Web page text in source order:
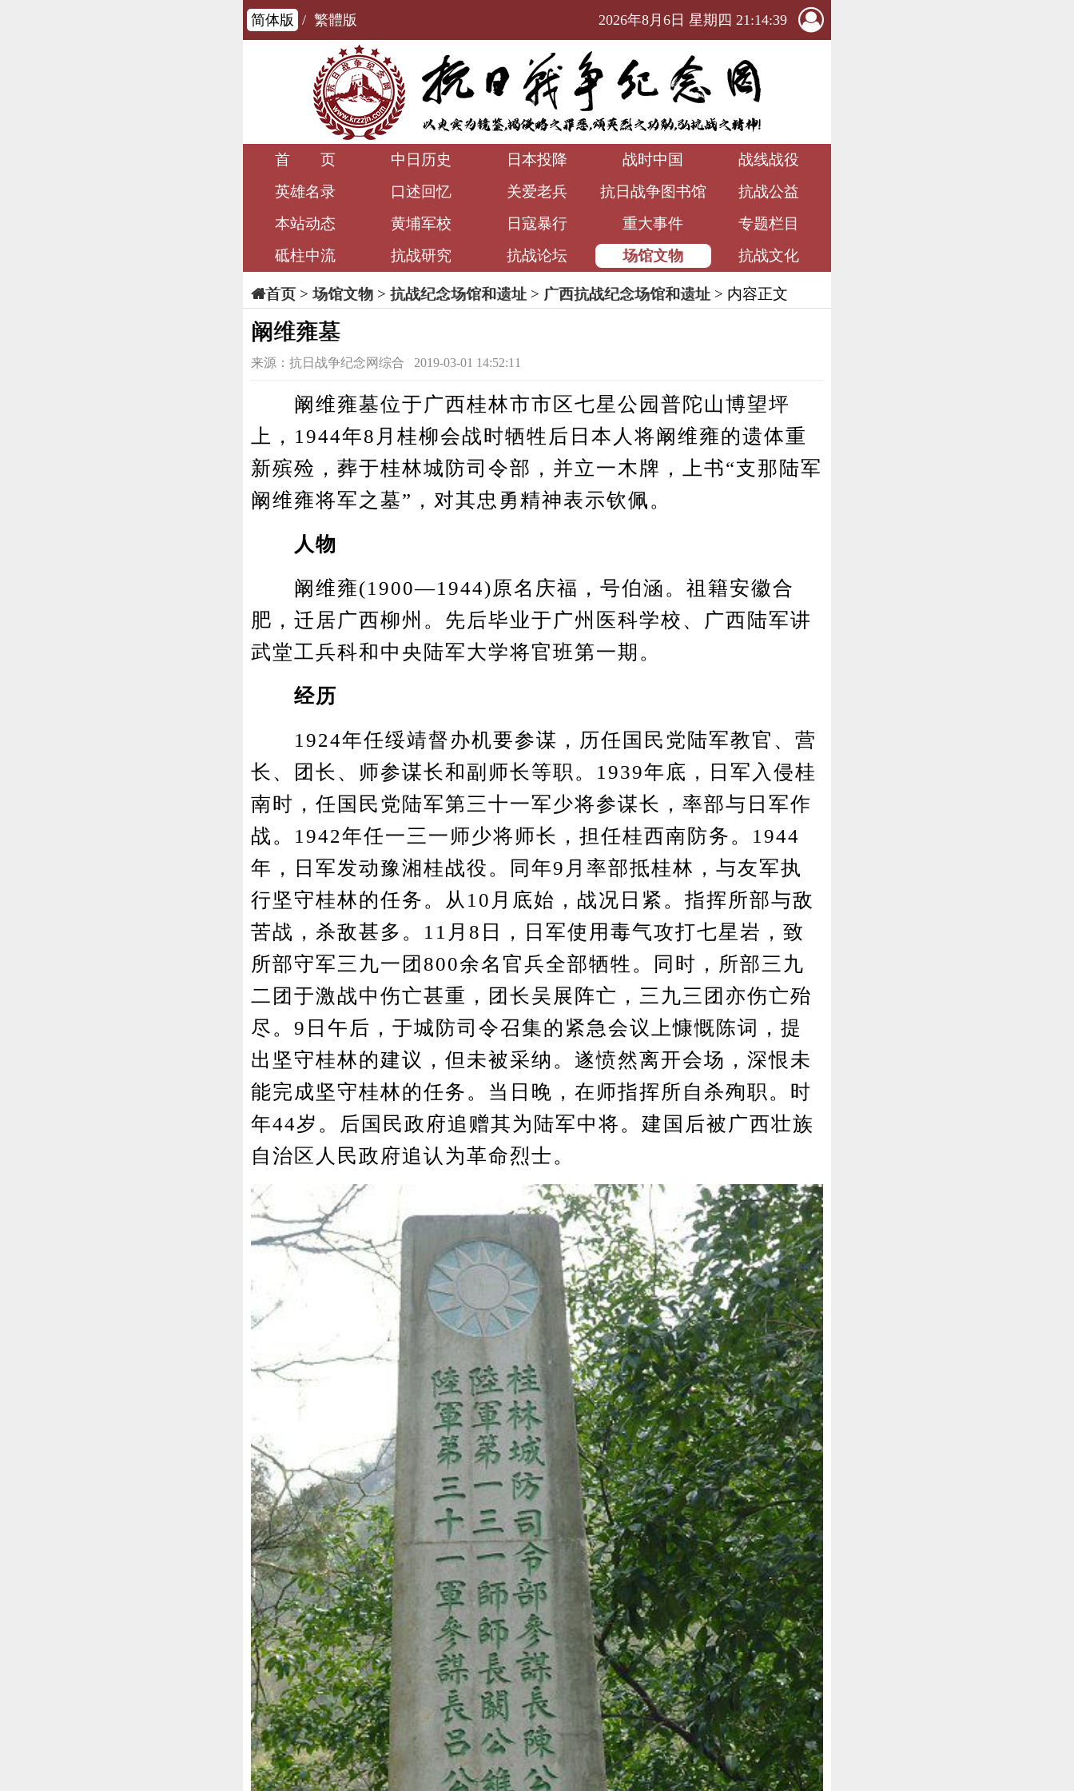
简体版 / 繁體版 2026年8月6日 星期四 21:14:40
首 页 中日历史 日本投降 战时中国
战线战役
英雄名录
口述回忆 关爱老兵 抗日战争图书馆
抗战公益
本站动态
黄埔军校 日寇暴行 重大事件
专题栏目
砥柱中流
抗战研究 抗战论坛 场馆文物 抗战文化
首页> 场馆文物 > 抗战纪念场馆和遗址 > 广西抗战纪念场馆和遗址 > 内容正文
阚维雍墓
来源：抗日战争纪念网综合 2019-03-01 14:52:11
阚维雍墓位于广西桂林市市区七星公园普陀山博望坪
上，1944年8月桂柳会战时牺牲后日本人将阚维雍的遗体重
新殡殓，葬于桂林城防司令部，并立一木牌，上书“支那陆军
阚维雍将军之墓”，对其忠勇精神表示钦佩。
人物
阚维雍(1900―1944)原名庆福，号伯涵。祖籍安徽合
肥，迁居广西柳州。先后毕业于广州医科学校、广西陆军讲
武堂工兵科和中央陆军大学将官班第一期。
经历
1924年任绥靖督办机要参谋，历任国民党陆军教官、营
长、团长、师参谋长和副师长等职。1939年底，日军入侵桂
南时，任国民党陆军第三十一军少将参谋长，率部与日军作
战。1942年任一三一师少将师长，担任桂西南防务。1944
年，日军发动豫湘桂战役。同年9月率部抵桂林，与友军执
行坚守桂林的任务。从10月底始，战况日紧。指挥所部与敌
苦战，杀敌甚多。11月8日，日军使用毒气攻打七星岩，致
所部守军三九一团800余名官兵全部牺牲。同时，所部三九
二团于激战中伤亡甚重，团长吴展阵亡，三九三团亦伤亡殆
尽。9日午后，于城防司令召集的紧急会议上慷慨陈词，提
出坚守桂林的建议，但未被采纳。遂愤然离开会场，深恨未
能完成坚守桂林的任务。当日晚，在师指挥所自杀殉职。时
年44岁。后国民政府追赠其为陆军中将。建国后被广西壮族
自治区人民政府追认为革命烈士。